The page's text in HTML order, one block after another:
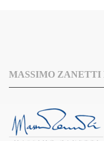
MASSIMO ZANETTI